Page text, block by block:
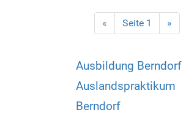
« Seite 1 »
Ausbildung Berndorf
Auslandspraktikum
Berndorf